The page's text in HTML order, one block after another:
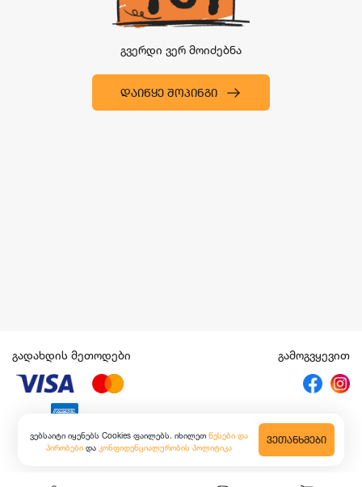
გვერდი ვერ მოიძებნა
ᲓᲐᲘᲬᲧᲔ ᲨᲝᲞᲘᲜᲒᲘ
ვებსაიტი იყენებს Cookies ფაილებს. იხილეთ წესები და
პირობები და კონფიდენციალურობის პოლიტიკა
ᲕᲔᲗᲐᲜᲮᲛᲔᲑᲘ
გადახდის მეთოდები გამოგვყევით